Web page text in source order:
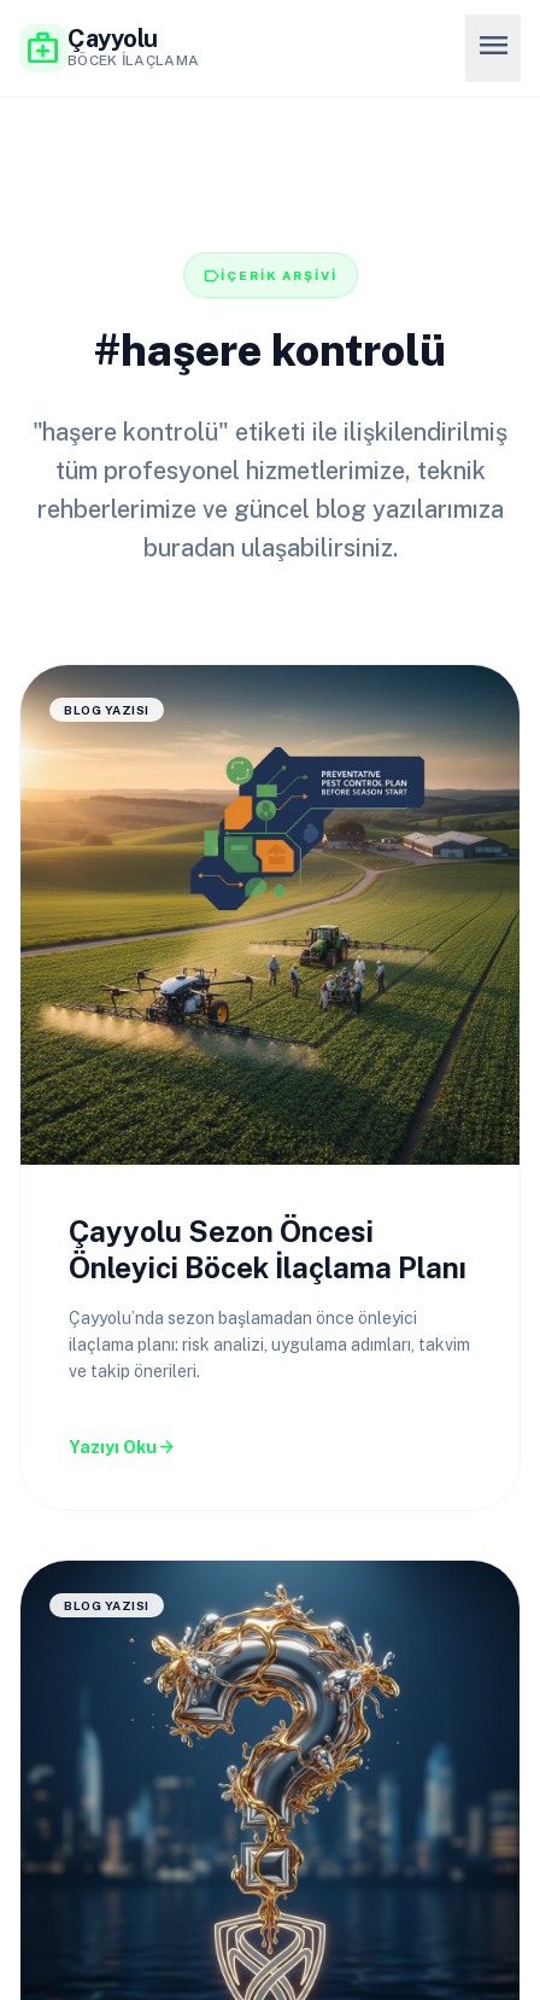
medical_services Çayyolu
BÖCEK İLAÇLAMA menu
labelİÇERİK ARŞİVİ
#haşere kontrolü
"haşere kontrolü" etiketi ile ilişkilendirilmiş
tüm profesyonel hizmetlerimize, teknik
rehberlerimize ve güncel blog yazılarımıza
buradan ulaşabilirsiniz.
BLOG YAZISI
Çayyolu Sezon Öncesi
Önleyici Böcek İlaçlama Planı
Çayyolu’nda sezon başlamadan önce önleyici
ilaçlama planı: risk analizi, uygulama adımları, takvim
ve takip önerileri.
Yazıyı Oku arrow_forward
BLOG YAZISI